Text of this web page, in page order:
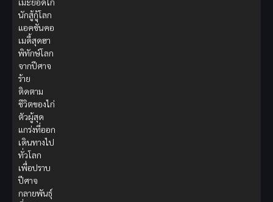
นักสู้กู้โลก
แอคชั่นคอ
เมดี้สุดฮา
พิทักษ์โลก
จากปีศาจ
ร้าย
ติดตาม
ชีวิตของไก่
ตัวผู้สุด
แกร่งที่ออก
เดินทางไป
ทั่วโลก
เพื่อปราบ
ปีศาจ
กลายพันธุ์